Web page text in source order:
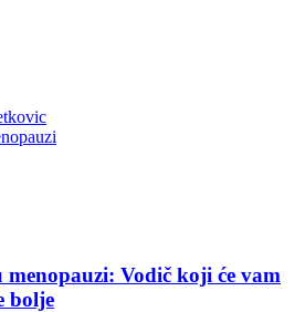
Vodič koji će vam
bolje